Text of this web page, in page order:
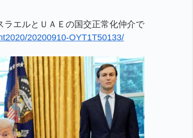
エルとＵＡＥの国交正常化仲介で
20200910-OYT1T50133/